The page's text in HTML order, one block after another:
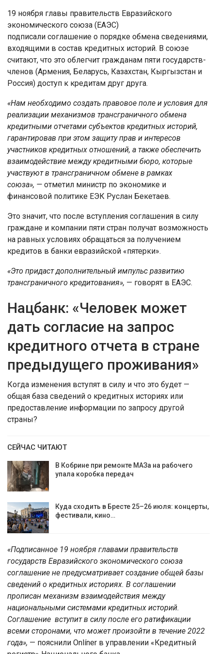
19 ноября главы правительств Евразийского
экономического союза (ЕАЭС)
подписали соглашение о порядке обмена сведениями,
входящими в состав кредитных историй. В союзе
считают, что это облегчит гражданам пяти государств-
членов (Армения, Беларусь, Казахстан, Кыргызстан и
Россия) доступ к кредитам друг друга.
«Нам необходимо создать правовое поле и условия для
реализации механизмов трансграничного обмена
кредитными отчетами субъектов кредитных историй,
гарантировав при этом защиту прав и интересов
участников кредитных отношений, а также обеспечить
взаимодействие между кредитными бюро, которые
участвуют в трансграничном обмене в рамках
союза», — отметил министр по экономике и
финансовой политике ЕЭК Руслан Бекетаев.
Это значит, что после вступления соглашения в силу
граждане и компании пяти стран получат возможность
на равных условиях обращаться за получением
кредитов в банки евразийской «пятерки».
«Это придаст дополнительный импульс развитию
трансграничного кредитования», — говорят в ЕАЭС.
Нацбанк: «Человек может
дать согласие на запрос
кредитного отчета в стране
предыдущего проживания»
Когда изменения вступят в силу и что это будет —
общая база сведений о кредитных историях или
предоставление информации по запросу другой
страны?
СЕЙЧАС ЧИТАЮТ
В Кобрине при ремонте МАЗа на рабочего
упала коробка передач
Куда сходить в Бресте 25–26 июля: концерты,
фестивали, кино…
«Подписанное 19 ноября главами правительств
государств Евразийского экономического союза
соглашение не предусматривает создание общей базы
сведений о кредитных историях. В соглашении
прописан механизм взаимодействия между
национальными системами кредитных историй.
Соглашение вступит в силу после его ратификации
всеми сторонами, что может произойти в течение 2022
года», — пояснили Onlíner в управлении «Кредитный